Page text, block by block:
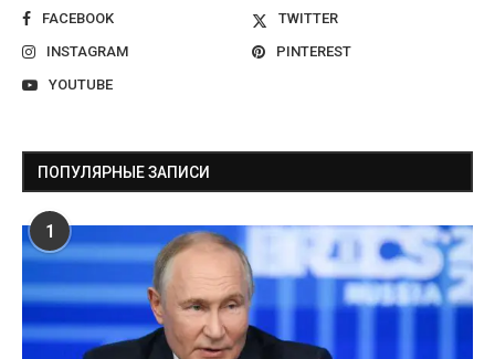
FACEBOOK
TWITTER
INSTAGRAM
PINTEREST
YOUTUBE
ПОПУЛЯРНЫЕ ЗАПИСИ
1